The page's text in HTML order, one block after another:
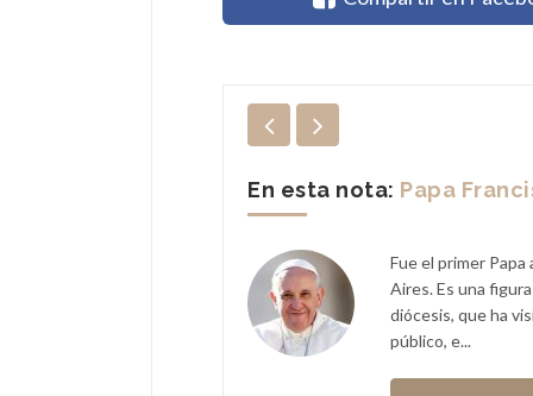
En esta nota: Papa
Fue el primer
Aires. Es una
diócesis, que ha
público, e...